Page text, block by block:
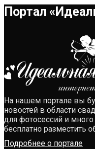
Портал
На нашем портале вы
новостей в области
для фотосессий и
бесплатно разместить
Подробнее о портале